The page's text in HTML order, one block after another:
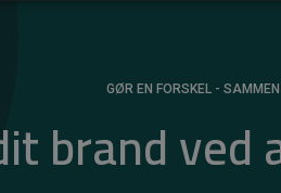
GØR EN FORSKEL -
brand